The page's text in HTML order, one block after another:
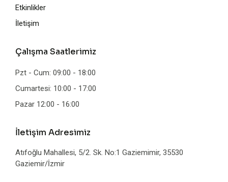
Etkinlikler
İletişim
Çalışma Saatlerimiz
Pzt - Cum: 09:00 - 18:00
Cumartesi: 10:00 - 17:00
Pazar 12:00 - 16:00
İletişim Adresimiz
Atıfoğlu Mahallesi, 5/2. Sk. No:1 Gaziemimir, 35530
Gaziemir/İzmir